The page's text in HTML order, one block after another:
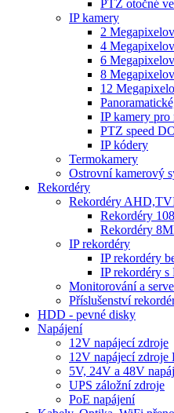
PTZ otočné
IP kamery
2
4
6
8
12
IP kamery pro
PTZ speed
IP kódery
Termokamery
Ostrovní kamerový
Rekordéry
Rekordéry
Rekordéry
Rekordéry
IP rekordéry
IP rekordéry
IP rekordéry s
Monitorování a
Příslušenství
HDD - pevné disky
Napájení
12V napájecí zdroje
12V napájecí zdroje
5V, 24V a 48V
UPS záložní zdroje
PoE napájení